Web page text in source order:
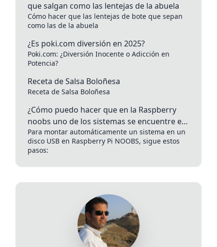
que salgan como las lentejas de la abuela
Cómo hacer que las lentejas de bote que sepan
como las de la abuela
¿Es poki.com diversión en 2025?
Poki.com: ¿Diversión Inocente o Adicción en
Potencia?
Receta de Salsa Boloñesa
Receta de Salsa Boloñesa
¿Cómo puedo hacer que en la Raspberry
noobs uno de los sistemas se encuentre en
un disco USB y se monte automáticamente?
Para montar automáticamente un sistema en un
disco USB en Raspberry Pi NOOBS, sigue estos
pasos: